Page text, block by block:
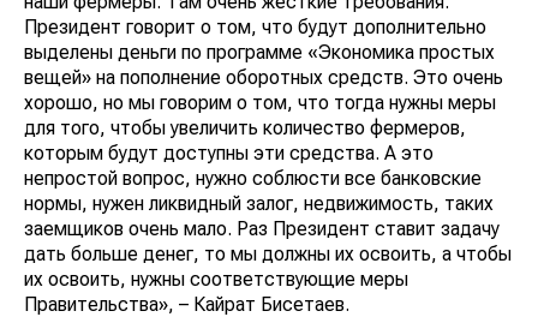
Президент говорит о том, что будут дополнительно
выделены деньги по программе «Экономика простых
вещей» на пополнение оборотных средств. Это очень
хорошо, но мы говорим о том, что тогда нужны меры
для того, чтобы увеличить количество фермеров,
которым будут доступны эти средства. А это
непростой вопрос, нужно соблюсти все банковские
нормы, нужен ликвидный залог, недвижимость, таких
заемщиков очень мало. Раз Президент ставит задачу
дать больше денег, то мы должны их освоить, а чтобы
их освоить, нужны соответствующие меры
Правительства», – Кайрат Бисетаев.